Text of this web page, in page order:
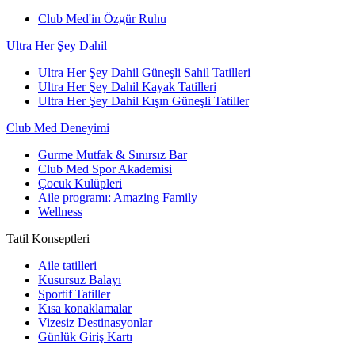
Club Med'in Özgür Ruhu
Ultra Her Şey Dahil
Ultra Her Şey Dahil Güneşli Sahil Tatilleri
Ultra Her Şey Dahil Kayak Tatilleri
Ultra Her Şey Dahil Kışın Güneşli Tatiller
Club Med Deneyimi
Gurme Mutfak & Sınırsız Bar
Club Med Spor Akademisi
Çocuk Kulüpleri
Aile programı: Amazing Family
Wellness
Tatil Konseptleri
Aile tatilleri
Kusursuz Balayı
Sportif Tatiller
Kısa konaklamalar
Vizesiz Destinasyonlar
Günlük Giriş Kartı